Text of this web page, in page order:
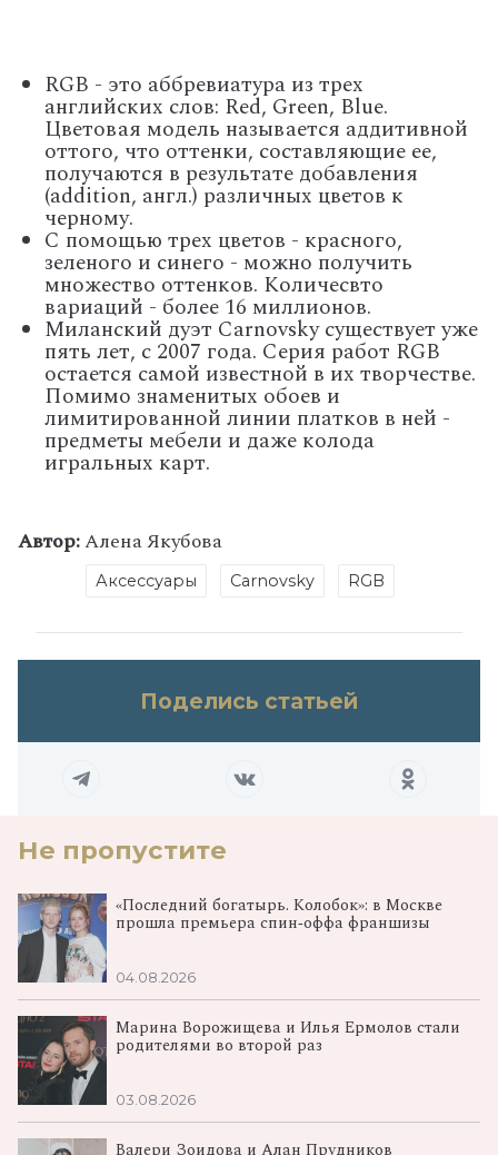
RGB - это аббревиатура из трех
английских слов: Red, Green, Blue.
Цветовая модель называется аддитивной
оттого, что оттенки, составляющие ее,
получаются в результате добавления
(addition, англ.) различных цветов к
черному.
С помощью трех цветов - красного,
зеленого и синего - можно получить
множество оттенков. Количесвто
вариаций - более 16 миллионов.
Миланский дуэт Carnovsky существует уже
пять лет, с 2007 года. Серия работ RGB
остается самой известной в их творчестве.
Помимо знаменитых обоев и
лимитированной линии платков в ней -
предметы мебели и даже колода
игральных карт.
Автор:Алена Якубова
Аксессуары Carnovsky RGB
Поделись статьей
Не пропустите
«Последний богатырь. Колобок»: в Москве
прошла премьера спин‑оффа франшизы
04.08.2026
Марина Ворожищева и Илья Ермолов стали
родителями во второй раз
03.08.2026